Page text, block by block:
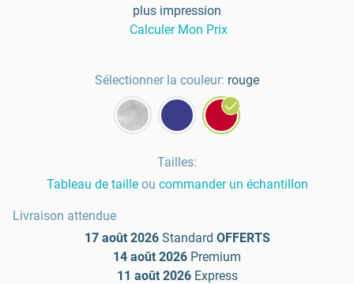
plus impression
Calculer Mon Prix
Sélectionner la couleur: rouge
Tailles:
Tableau de taille ou commander un échantillon
Livraison attendue
17 août 2026 Standard OFFERTS
14 août 2026 Premium
11 août 2026 Express